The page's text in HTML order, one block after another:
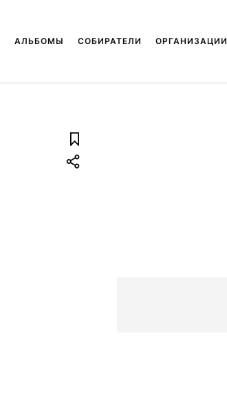
АЛЬБОМЫ СОБИРАТЕЛИ ОРГАНИЗАЦИИ